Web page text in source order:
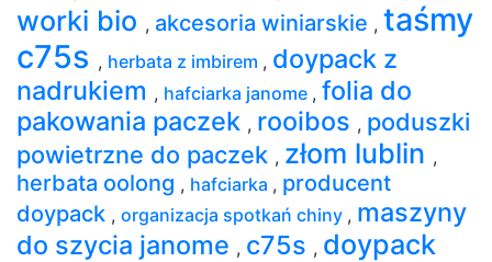
worki bio , akcesoria winiarskie , taśmy
c75s , herbata z imbirem , doypack z
nadrukiem , hafciarka janome , folia do
pakowania paczek , rooibos , poduszki
powietrzne do paczek , złom lublin ,
herbata oolong , hafciarka , producent
doypack , organizacja spotkań chiny , maszyny
do szycia janome , c75s , doypack